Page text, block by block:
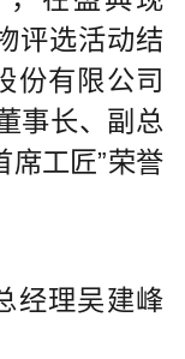
评选活动结
份有限公司
事长、副总
席工匠”荣誉
经理吴建峰